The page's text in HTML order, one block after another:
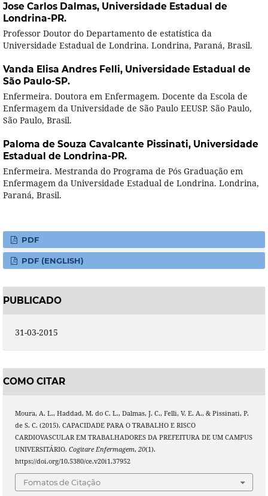
Jose Carlos Dalmas, Universidade Estadual de
Londrina-PR.
Professor Doutor do Departamento de estatística da
Universidade Estadual de Londrina. Londrina, Paraná, Brasil.
Vanda Elisa Andres Felli, Universidade Estadual de
São Paulo-SP.
Enfermeira. Doutora em Enfermagem. Docente da Escola de
Enfermagem da Universidade de São Paulo EEUSP. São Paulo,
São Paulo, Brasil.
Paloma de Souza Cavalcante Pissinati, Universidade
Estadual de Londrina-PR.
Enfermeira. Mestranda do Programa de Pós Graduação em
Enfermagem da Universidade Estadual de Londrina. Londrina,
Paraná, Brasil.
PDF
PDF (ENGLISH)
PUBLICADO
31-03-2015
COMO CITAR
Moura, A. L., Haddad, M. do C. L., Dalmas, J. C., Felli, V. E. A., & Pissinati, P.
de S. C. (2015). CAPACIDADE PARA O TRABALHO E RISCO
CARDIOVASCULAR EM TRABALHADORES DA PREFEITURA DE UM CAMPUS
UNIVERSITÁRIO. Cogitare Enfermagem, 20(1).
https://doi.org/10.5380/ce.v20i1.37952
Fomatos de Citação